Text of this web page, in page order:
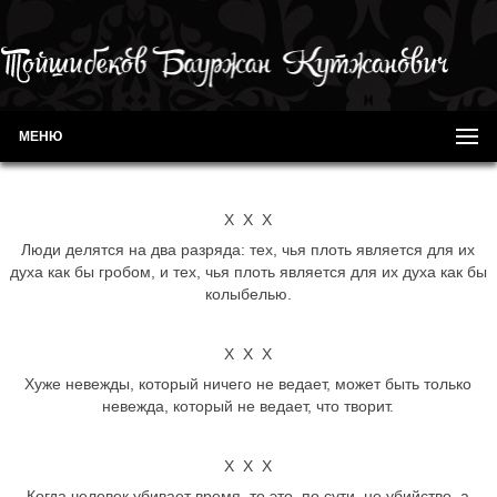
МЕНЮ
Х Х Х
Люди делятся на два разряда: тех, чья плоть является для их
духа как бы гробом, и тех, чья плоть является для их духа как бы
колыбелью.
Х Х Х
Хуже невежды, который ничего не ведает, может быть только
невежда, который не ведает, что творит.
Х Х Х